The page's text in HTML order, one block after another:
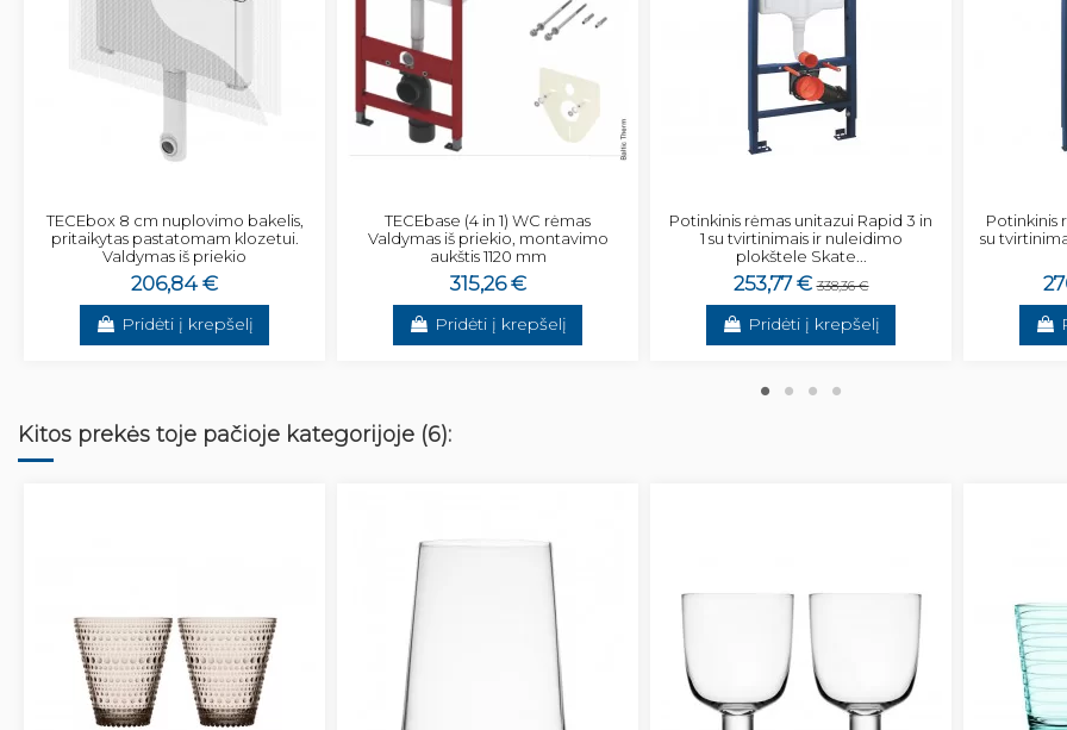
TECEbox 8 cm nuplovimo bakelis,
pritaikytas pastatomam klozetui.
Valdymas iš priekio
206,84 €
Pridėti į krepšelį
TECEbase (4 in 1) WC rėmas
Valdymas iš priekio, montavimo
aukštis 1120 mm
315,26 €
Pridėti į krepšelį
Potinkinis rėmas unitazui Rapid 3 in
1 su tvirtinimais ir nuleidimo
plokštele Skate...
253,77 € 338,36 €
Pridėti į krepšelį
Potinkinis
su
Kitos prekės toje pačioje kategorijoje (6):